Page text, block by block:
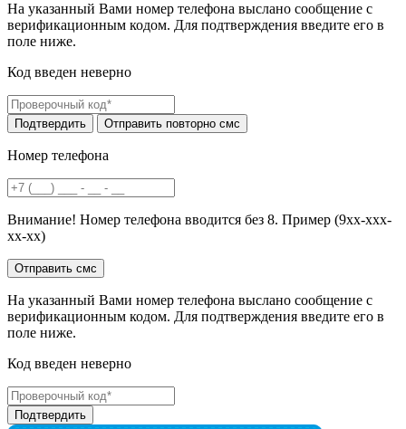
На указанный Вами номер телефона выслано сообщение с
верификационным кодом. Для подтверждения введите его в
поле ниже.
Код введен неверно
Номер телефона
Внимание! Номер телефона вводится без 8. Пример (9хх-ххх-
хх-хх)
На указанный Вами номер телефона выслано сообщение с
верификационным кодом. Для подтверждения введите его в
поле ниже.
Код введен неверно